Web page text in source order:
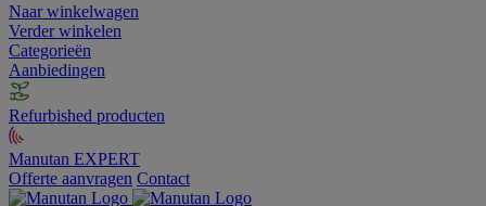
Naar winkelwagen
Verder winkelen
Categorieën
Aanbiedingen
Refurbished producten
Manutan EXPERT
Offerte aanvragen Contact